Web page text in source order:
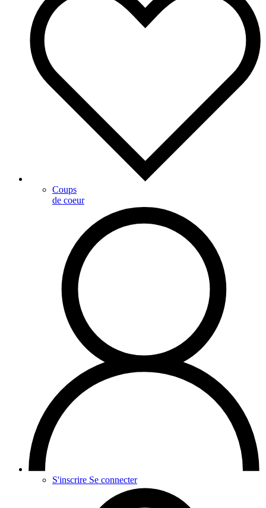
Coups
de coeur
S'inscrire Se connecter